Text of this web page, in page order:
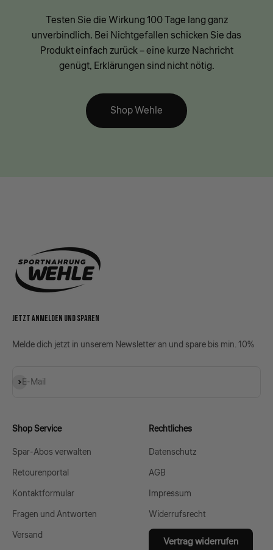
Testen Sie die Wirkung 100 Tage lang ganz
unverbindlich. Bei Nichtgefallen schicken Sie das
Produkt einfach zurück – eine kurze Nachricht
genügt, Erklärungen sind nicht nötig.
Shop Wehle
JETZT ANMELDEN UND SPAREN
Melde dich jetzt in unserem Newsletter an und spare bis min. 10%
E-Mail
Abonnieren
Shop Service
Spar-Abos verwalten
Retourenportal
Kontaktformular
Fragen und Antworten
Versand
Rechtliches
Datenschutz
AGB
Impressum
Widerrufsrecht
Vertrag widerrufen